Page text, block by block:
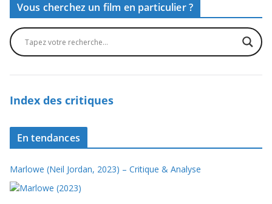
Vous cherchez un film en particulier ?
Index des critiques
En tendances
Marlowe (Neil Jordan, 2023) – Critique & Analyse